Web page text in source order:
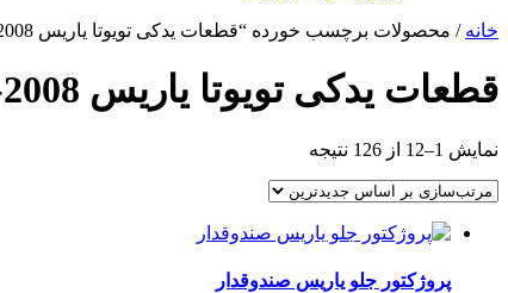
خانه / محصولات برچسب خورده “قطعات یدکی تویوتا یاریس 2008-2012”
قطعات یدکی تویوتا یاریس 2008-2012
نمایش 1–12 از 126 نتیجه
اساس
پروژکتور جلو یاریس صندوقدار